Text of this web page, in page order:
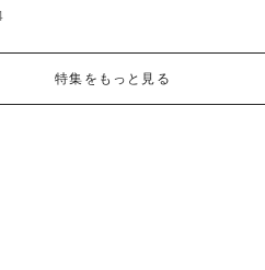
特集をもっと見る